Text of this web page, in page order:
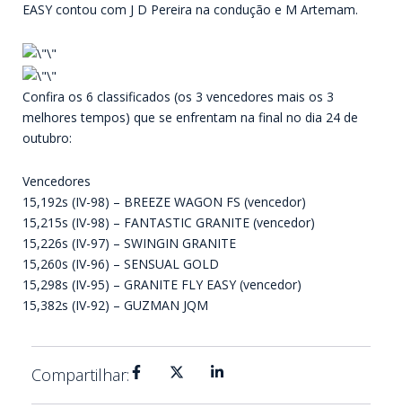
EASY contou com J D Pereira na condução e M Artemam.
Confira os 6 classificados (os 3 vencedores mais os 3
melhores tempos) que se enfrentam na final no dia 24 de
outubro:
Vencedores
15,192s (IV-98) – BREEZE WAGON FS (vencedor)
15,215s (IV-98) – FANTASTIC GRANITE (vencedor)
15,226s (IV-97) – SWINGIN GRANITE
15,260s (IV-96) – SENSUAL GOLD
15,298s (IV-95) – GRANITE FLY EASY (vencedor)
15,382s (IV-92) – GUZMAN JQM
Compartilhar: